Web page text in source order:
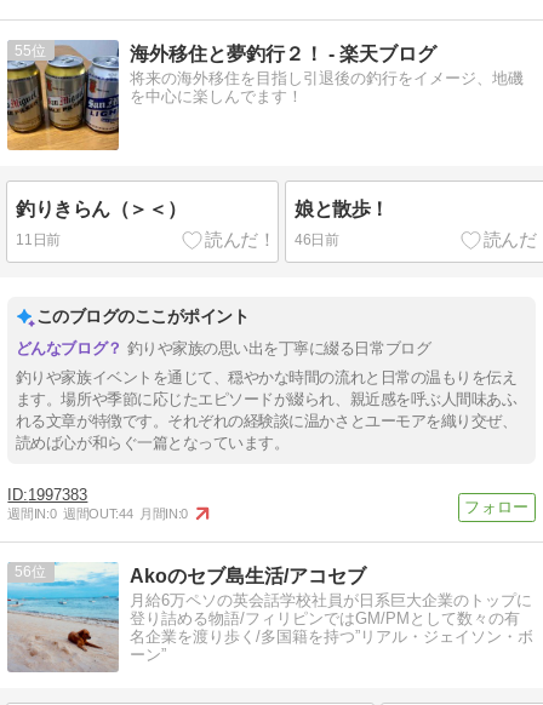
55 海外移住と夢釣行２！ - 楽天ブログ
将来の海外移住を目指し引退後の釣行をイメージ、地磯
を中心に楽しんでます！
釣りきらん（＞＜）
11日前
娘と散歩！
46日前
このブログのここがポイント
釣りや家族の思い出を丁寧に綴る日常ブログ
釣りや家族イベントを通じて、穏やかな時間の流れと日常の温もりを伝え
ます。場所や季節に応じたエピソードが綴られ、親近感を呼ぶ人間味あふ
れる文章が特徴です。それぞれの経験談に温かさとユーモアを織り交ぜ、
読めば心が和らぐ一篇となっています。
1997383
週間IN:0 週間OUT:44 月間IN:0
56 Akoのセブ島生活/アコセブ
月給6万ペソの英会話学校社員が日系巨大企業のトップに
登り詰める物語/フィリピンではGM/PMとして数々の有
名企業を渡り歩く/多国籍を持つ”リアル・ジェイソン・ボ
ーン”